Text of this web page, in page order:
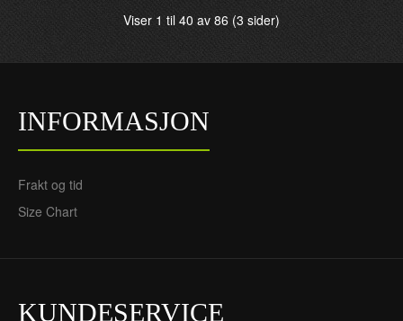
720NOK
Viser 1 til 40 av 86 (3 sider)
INFORMASJON
Frakt og tid
Size Chart
KUNDESERVICE